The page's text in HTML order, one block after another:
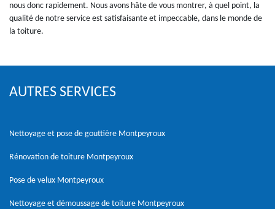
nous donc rapidement. Nous avons hâte de vous montrer, à quel point, la
qualité de notre service est satisfaisante et impeccable, dans le monde de
la toiture.
AUTRES SERVICES
Nettoyage et pose de gouttière Montpeyroux
Rénovation de toiture Montpeyroux
Pose de velux Montpeyroux
Nettoyage et démoussage de toiture Montpeyroux